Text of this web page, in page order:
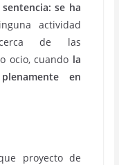
se ha
actividad
de las
ocio, cuando la
en
proyecto de